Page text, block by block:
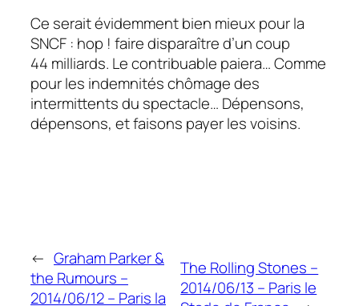
Ce serait évidemment bien mieux pour la
SNCF : hop ! faire disparaître d’un coup
44 milliards. Le contribuable paiera… Comme
pour les indemnités chômage des
intermittents du spectacle… Dépensons,
dépensons, et faisons payer les voisins.
← Graham Parker &
the Rumours –
2014/06/12 – Paris la
The Rolling Stones –
2014/06/13 – Paris le